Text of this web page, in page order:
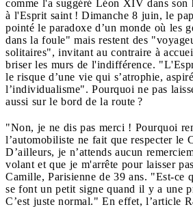
comme l'a suggéré Léon XIV dans son
à l'Esprit saint ! Dimanche 8 juin, le
pointé le paradoxe d’un monde où les
dans la foule" mais restent des
solitaires", invitant au contraire à
briser les murs de l'indifférence.
le risque d’une vie qui s’atrophie,
l’individualisme". Pourquoi ne pas
aussi sur le bord de la route ?
"Non, je ne dis pas merci ! Pourquoi
l’automobiliste ne fait que respecter le
D’ailleurs, je n’attends aucun
volant et que je m'arrête pour laisser
Camille, Parisienne de 39 ans. "Est-ce
se font un petit signe quand il y a une
C’est juste normal." En effet, l’article